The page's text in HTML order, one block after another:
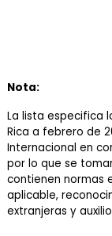
Nota:
La lista especifica
Rica a febrero de
Internacional en
por lo que se
contienen normas
aplicable,
extranjeras y